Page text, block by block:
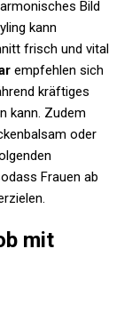
Bild
kann
frisch und vital
empfehlen sich
kräftiges
kann. Zudem
oder
Frauen ab
mit